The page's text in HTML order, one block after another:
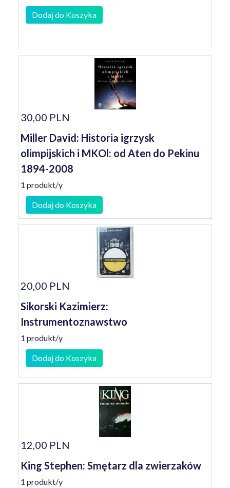
Dodaj do Koszyka
30,00 PLN
Miller David: Historia igrzysk
olimpijskich i MKOl: od Aten do Pekinu
1894-2008
1 produkt/y
Dodaj do Koszyka
20,00 PLN
Sikorski Kazimierz:
Instrumentoznawstwo
1 produkt/y
Dodaj do Koszyka
12,00 PLN
King Stephen: Smętarz dla zwierzaków
1 produkt/y